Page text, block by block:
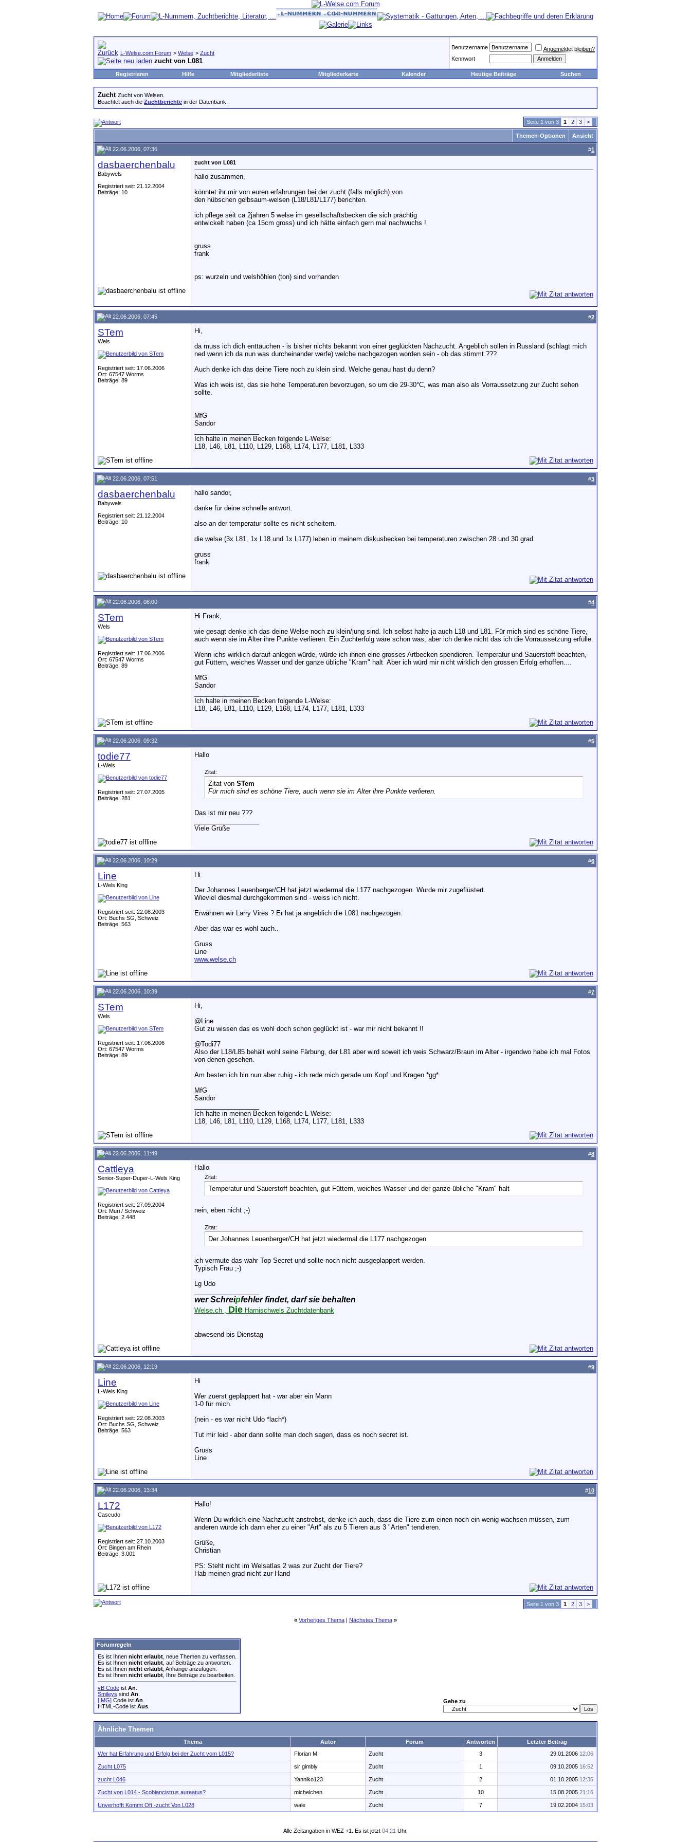
L-Welse.com Forum > Welse > Zucht
zucht von L081
Benutzername
Angemeldet bleiben?
Kennwort
Registrieren Hilfe Mitgliederliste Mitgliederkarte Kalender Heutige Beiträge Suchen
Zucht Zucht von Welsen.
Beachtet auch die Zuchtberichte in der Datenbank.
Seite 1 von 3 1 2 3 >
Themen-Optionen Ansicht
22.06.2006, 07:36 #1
dasbaerchenbalu
Babywels
Registriert seit: 21.12.2004
Beiträge: 10
zucht von L081
hallo zusammen,
könntet ihr mir von euren erfahrungen bei der zucht (falls möglich) von
den hübschen gelbsaum-welsen (L18/L81/L177) berichten.
ich pflege seit ca 2jahren 5 welse im gesellschaftsbecken die sich prächtig
entwickelt haben (ca 15cm gross) und ich hätte einfach gern mal nachwuchs !
gruss
frank
ps: wurzeln und welshöhlen (ton) sind vorhanden
22.06.2006, 07:45 #2
STem
Wels
Registriert seit: 17.06.2006
Ort: 67547 Worms
Beiträge: 89
Hi,
da muss ich dich enttäuchen - is bisher nichts bekannt von einer geglückten Nachzucht. Angeblich sollen in Russland (schlagt mich
ned wenn ich da nun was durcheinander werfe) welche nachgezogen worden sein - ob das stimmt ???
Auch denke ich das deine Tiere noch zu klein sind. Welche genau hast du denn?
Was ich weis ist, das sie hohe Temperaturen bevorzugen, so um die 29-30°C, was man also als Vorraussetzung zur Zucht sehen
sollte.
MfG
Sandor
Ich halte in meinen Becken folgende L-Welse:
L18, L46, L81, L110, L129, L168, L174, L177, L181, L333
22.06.2006, 07:51 #3
dasbaerchenbalu
Babywels
Registriert seit: 21.12.2004
Beiträge: 10
hallo sandor,
danke für deine schnelle antwort.
also an der temperatur sollte es nicht scheitern.
die welse (3x L81, 1x L18 und 1x L177) leben in meinem diskusbecken bei temperaturen zwischen 28 und 30 grad.
gruss
frank
22.06.2006, 08:00 #4
STem
Wels
Registriert seit: 17.06.2006
Ort: 67547 Worms
Beiträge: 89
Hi Frank,
wie gesagt denke ich das deine Welse noch zu klein/jung sind. Ich selbst halte ja auch L18 und L81. Für mich sind es schöne Tiere,
auch wenn sie im Alter ihre Punkte verlieren. Ein Zuchterfolg wäre schon was, aber ich denke nicht das ich die Vorraussetzung erfülle.
Wenn ichs wirklich darauf anlegen würde, würde ich ihnen eine grosses Artbecken spendieren. Temperatur und Sauerstoff beachten,
gut Füttern, weiches Wasser und der ganze übliche "Kram" halt Aber ich würd mir nicht wirklich den grossen Erfolg erhoffen....
MfG
Sandor
Ich halte in meinen Becken folgende L-Welse:
L18, L46, L81, L110, L129, L168, L174, L177, L181, L333
22.06.2006, 09:32 #5
todie77
L-Wels
Registriert seit: 27.07.2005
Beiträge: 281
Hallo
Zitat:
Zitat von STem
Für mich sind es schöne Tiere, auch wenn sie im Alter ihre Punkte verlieren.
Das ist mir neu ???
Viele Grüße
22.06.2006, 10:29 #6
Line
L-Wels King
Registriert seit: 22.08.2003
Ort: Buchs SG, Schweiz
Beiträge: 563
Hi
Der Johannes Leuenberger/CH hat jetzt wiedermal die L177 nachgezogen. Wurde mir zugeflüstert.
Wieviel diesmal durchgekommen sind - weiss ich nicht.
Erwähnen wir Larry Vires ? Er hat ja angeblich die L081 nachgezogen.
Aber das war es wohl auch..
Gruss
Line
www.welse.ch
22.06.2006, 10:39 #7
STem
Wels
Registriert seit: 17.06.2006
Ort: 67547 Worms
Beiträge: 89
Hi,
@Line
Gut zu wissen das es wohl doch schon geglückt ist - war mir nicht bekannt !!
@Todi77
Also der L18/L85 behält wohl seine Färbung, der L81 aber wird soweit ich weis Schwarz/Braun im Alter - irgendwo habe ich mal Fotos
von denen gesehen.
Am besten ich bin nun aber ruhig - ich rede mich gerade um Kopf und Kragen *gg*
MfG
Sandor
Ich halte in meinen Becken folgende L-Welse:
L18, L46, L81, L110, L129, L168, L174, L177, L181, L333
22.06.2006, 11:49 #8
Cattleya
Senior-Super-Duper-L-Wels King
Registriert seit: 27.09.2004
Ort: Muri / Schweiz
Beiträge: 2.448
Hallo
Zitat:
Temperatur und Sauerstoff beachten, gut Füttern, weiches Wasser und der ganze übliche "Kram" halt
nein, eben nicht ;-)
Zitat:
Der Johannes Leuenberger/CH hat jetzt wiedermal die L177 nachgezogen
ich vermute das wahr Top Secret und sollte noch nicht ausgeplappert werden.
Typisch Frau ;-)
Lg Udo
wer Schreipfehler findet, darf sie behalten
Welse.ch , Die Harnischwels Zuchtdatenbank
abwesend bis Dienstag
22.06.2006, 12:19 #9
Line
L-Wels King
Registriert seit: 22.08.2003
Ort: Buchs SG, Schweiz
Beiträge: 563
Hi
Wer zuerst geplappert hat - war aber ein Mann
1-0 für mich.
(nein - es war nicht Udo *lach*)
Tut mir leid - aber dann sollte man doch sagen, dass es noch secret ist.
Gruss
Line
22.06.2006, 13:34 #10
L172
Cascudo
Registriert seit: 27.10.2003
Ort: Bingen am Rhein
Beiträge: 3.001
Hallo!
Wenn Du wirklich eine Nachzucht anstrebst, denke ich auch, dass die Tiere zum einen noch ein wenig wachsen müssen, zum
anderen würde ich dann eher zu einer "Art" als zu 5 Tieren aus 3 "Arten" tendieren.
Grüße,
Christian
PS: Steht nicht im Welsatlas 2 was zur Zucht der Tiere?
Hab meinen grad nicht zur Hand
Seite 1 von 3 1 2 3 >
« Vorheriges Thema | Nächstes Thema »
Forumregeln
Es ist Ihnen nicht erlaubt , neue Themen zu verfassen.
Es ist Ihnen nicht erlaubt , auf Beiträge zu antworten.
Es ist Ihnen nicht erlaubt , Anhänge anzufügen.
Es ist Ihnen nicht erlaubt , Ihre Beiträge zu bearbeiten.
vB Code ist An
Smileys sind An
[IMG] Code ist An
HTML-Code ist Aus
Gehe zu
Ähnliche Themen
Thema Autor Forum Antworten
Letzter Beitrag
Wer hat Erfahrung und Erfolg bei der Zucht vom L015?
Florian M. Zucht 3 29.01.2006 12:06
Zucht L075 sir gimbly Zucht 1 09.10.2005 16:52
zucht L046 Yanniko123 Zucht 2 01.10.2005 12:35
Zucht von L014 - Scobiancistrus aureatus? michelchen Zucht 10 15.08.2005 21:16
Unverhofft Kommt Oft -zucht Von L028 wale Zucht 7 19.02.2004 15:03
Alle Zeitangaben in WEZ +1. Es ist jetzt 04:21 Uhr.